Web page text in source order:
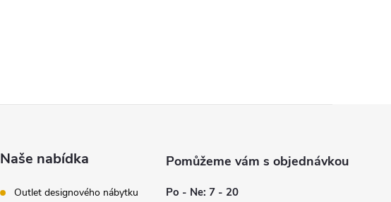
Naše nabídka
Outlet designového nábytku